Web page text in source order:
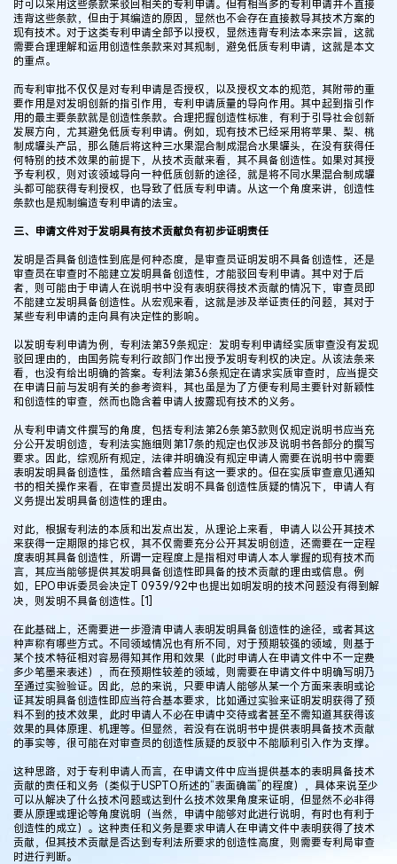
时可以采用这些条款来驳回相关的专利申请。但有相当多的专利申请并不直接
违背这些条款，但由于其编造的原因，显然也不会存在直接教导其技术方案的
现有技术。对于这类专利申请全部予以授权，显然违背专利法本来宗旨，这就
需要合理理解和运用创造性条款来对其规制，避免低质专利申请，这就是本文
的重点。
而专利审批不仅仅是对专利申请是否授权，以及授权文本的规范，其附带的重
要作用是对发明创新的指引作用，专利申请质量的导向作用。其中起到指引作
用的最主要条款就是创造性条款。合理把握创造性标准，有利于引导社会创新
发展方向，尤其避免低质专利申请。例如，现有技术已经采用将苹果、梨、桃
制成罐头产品，那么随后将这种三水果混合制成混合水果罐头，在没有获得任
何特别的技术效果的前提下，从技术贡献来看，其不具备创造性。如果对其授
予专利权，则对该领域导向一种低质创新的途径，就是将不同水果混合制成罐
头都可能获得专利授权，也导致了低质专利申请。从这一个角度来讲，创造性
条款也是规制编造专利申请的法宝。
三、申请文件对于发明具有技术贡献负有初步证明责任
发明是否具备创造性到底是何种态度，是审查员证明发明不具备创造性，还是
审查员在审查时不能建立发明具备创造性，才能驳回专利申请。其中对于后
者，则可能由于申请人在说明书中没有表明获得技术贡献的情况下，审查员即
不能建立发明具备创造性。从宏观来看，这就是涉及举证责任的问题，其对于
某些专利申请的走向具有决定性的影响。
以发明专利申请为例，专利法第39条规定：发明专利申请经实质审查没有发现
驳回理由的，由国务院专利行政部门作出授予发明专利权的决定。从该法条来
看，也没有给出明确的答案。专利法第36条规定在请求实质审查时，应当提交
在申请日前与发明有关的参考资料，其也虽是为了方便专利局主要针对新颖性
和创造性的审查，然而也隐含着申请人披露现有技术的义务。
从专利申请文件撰写的角度，包括专利法第26条第3款则仅规定说明书应当充
分公开发明创造，专利法实施细则第17条的规定也仅涉及说明书各部分的撰写
要求。因此，综观所有规定，法律并明确没有规定申请人需要在说明书中需要
表明发明具备创造性，虽然暗含着应当有这一要求的。但在实质审查意见通知
书的相关操作来看，在审查员提出发明不具备创造性质疑的情况下，申请人有
义务提出发明具备创造性的理由。
对此，根据专利法的本质和出发点出发，从理论上来看，申请人以公开其技术
来获得一定期限的排它权，其不仅需要充分公开其发明创造，还需要在一定程
度表明其具备创造性，所谓一定程度上是指相对申请人本人掌握的现有技术而
言，其应当能够提供其发明具备创造性即具备的技术贡献的理由或信息。例
如，EPO申诉委员会决定T 0939/92中也提出如明发明的技术问题没有得到解
决，则发明不具备创造性。[1]
在此基础上，还需要进一步澄清申请人表明发明具备创造性的途径，或者其这
种声称有哪些方式。不同领域情况也有所不同，对于预期较强的领域，则基于
某个技术特征相对容易得知其作用和效果（此时申请人在申请文件中不一定费
多少笔墨来表述），而在预期性较差的领域，则需要在申请文件中明确写明乃
至通过实验验证。因此，总的来说，只要申请人能够从某一个方面来表明或论
证其发明具备创造性即应当符合基本要求，比如通过实验来证明发明获得了预
料不到的技术效果，此时申请人不必在申请中交待或者甚至不需知道其获得该
效果的具体原理、机理等。但显然，若没有在说明书中提供表明具备技术贡献
的事实等，很可能在对审查员的创造性质疑的反驳中不能顺利引入作为支撑。
这种思路，对于专利申请人而言，在申请文件中应当提供基本的表明具备技术
贡献的责任和义务（类似于USPTO所述的“表面确凿”的程度），具体来说至少
可以从解决了什么技术问题或达到什么技术效果角度来证明，但显然不必非得
要从原理或理论等角度说明（当然，申请中能够对此进行说明，有时也有利于
创造性的成立）。这种责任和义务是要求申请人在申请文件中表明获得了技术
贡献，但其技术贡献是否达到专利法所要求的创造性高度，则需要专利局审查
时进行判断。